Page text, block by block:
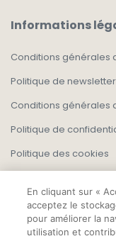
Informations
Conditions générales
Politique de newsletter
Conditions générales
Politique de
Politique des cookies
En cliquant sur «
acceptez le
pour améliorer la
utilisation et